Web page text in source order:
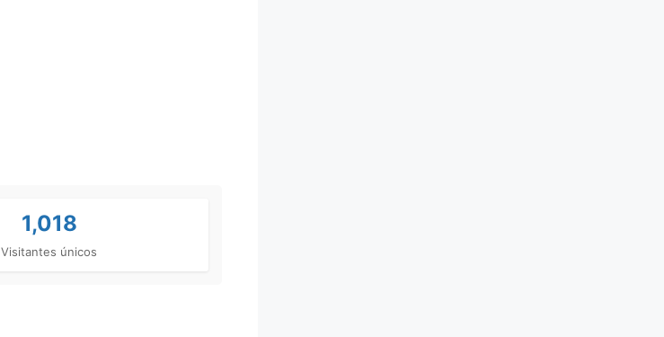
1,018
Visitantes únicos